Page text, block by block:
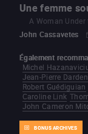
Une femme
A Woman
John Cassavetes
BONUS ARCHIVES
Également
Michel
Jean-Pierre
Robert Guédiguian
Caroline Link
John Cameron